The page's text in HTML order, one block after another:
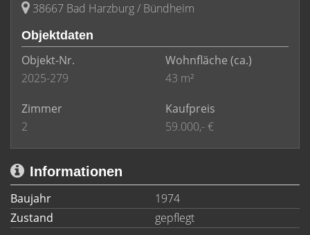
38667 Bad Harzburg / Bündheim
Objektdaten
Objekt-Nr.
2025-279
Wohnfläche (ca.)
43 m²
Zimmer
2
Kaufpreis
59.000,- €
Informationen
Baujahr
1974
Zustand
gepflegt